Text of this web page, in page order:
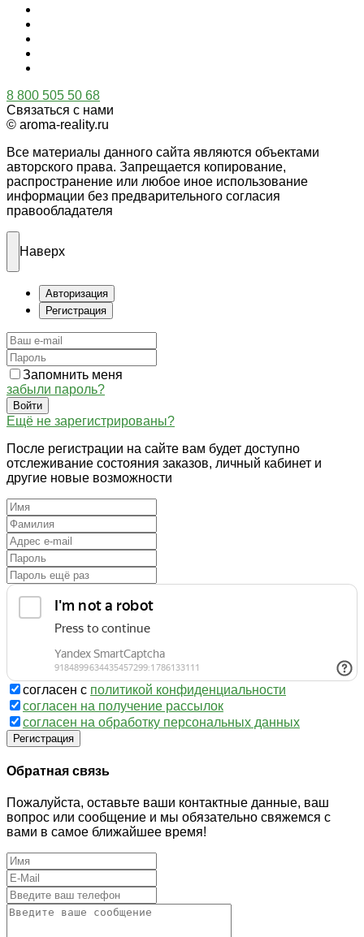
8 800 505 50 68
Связаться с нами
© aroma-reality.ru
Все материалы данного сайта являются объектами
авторского права. Запрещается копирование,
распространение или любое иное использование
информации без предварительного согласия
правообладателя
Наверх
Авторизация
Регистрация
Запомнить меня
забыли пароль?
Войти
Ещё не зарегистрированы?
После регистрации на сайте вам будет доступно
отслеживание состояния заказов, личный кабинет и
другие новые возможности
согласен с политикой конфиденциальности
согласен на получение рассылок
согласен на обработку персональных данных
Регистрация
Обратная связь
Пожалуйста, оставьте ваши контактные данные, ваш
вопрос или сообщение и мы обязательно свяжемся с
вами в самое ближайшее время!